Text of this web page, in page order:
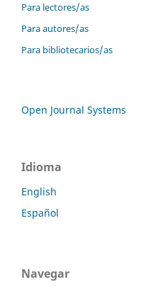
Para lectores/as
Para autores/as
Para bibliotecarios/as
Open Journal Systems
Idioma
English
Español
Navegar